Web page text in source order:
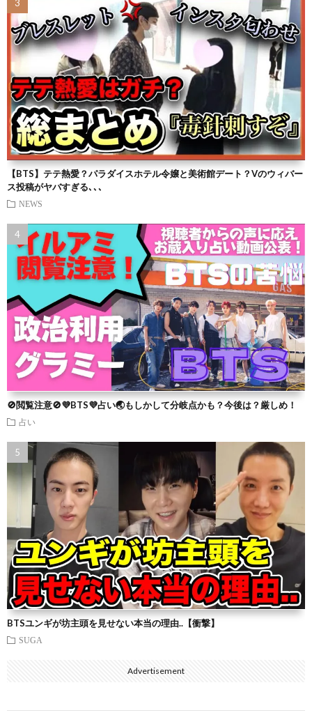
【BTS】テテ熱愛？パラダイスホテル令嬢と美術館デート？Vのウィバー
ス投稿がヤバすぎる､､､
NEWS
🚫閲覧注意🚫💜BTS💜占い🌏もしかして分岐点かも？今後は？厳しめ！
占い
BTSユンギが坊主頭を見せない本当の理由..【衝撃】
SUGA
Advertisement